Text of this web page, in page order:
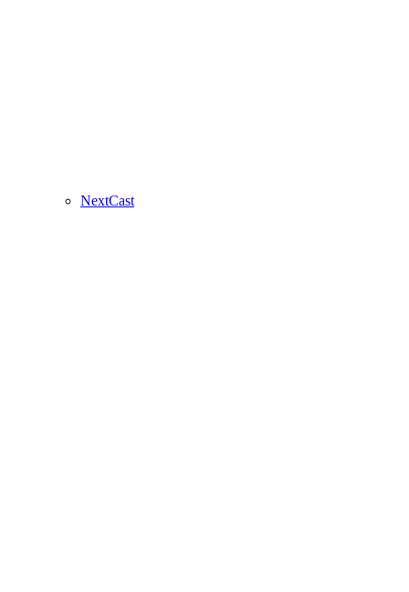
NextCast